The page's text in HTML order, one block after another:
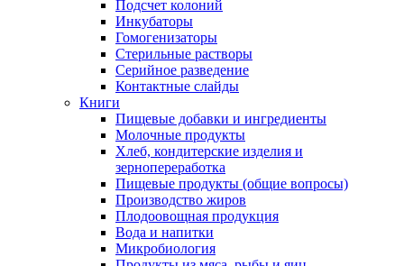
Подсчет колоний
Инкубаторы
Гомогенизаторы
Стерильные растворы
Серийное разведение
Контактные слайды
Книги
Пищевые добавки и ингредиенты
Молочные продукты
Хлеб, кондитерские изделия и
зернопереработка
Пищевые продукты (общие вопросы)
Производство жиров
Плодоовощная продукция
Вода и напитки
Микробиология